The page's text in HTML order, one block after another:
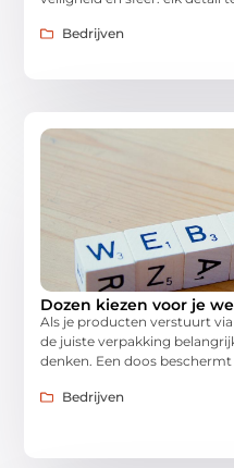
Bedrijven
Dozen kiezen voor je
Als je producten verstuurt
de juiste verpakking
denken. Een doos
Bedrijven